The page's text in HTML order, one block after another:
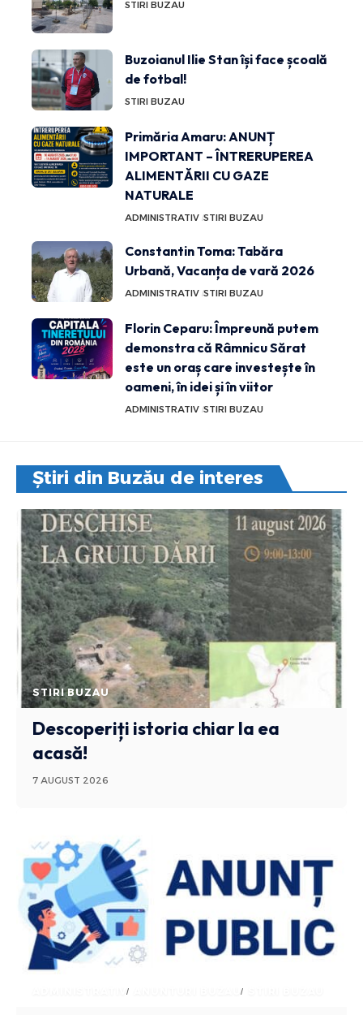
STIRI BUZAU
Buzoianul Ilie Stan își face școală
de fotbal!
STIRI BUZAU
Primăria Amaru: ANUNȚ
IMPORTANT – ÎNTRERUPEREA
ALIMENTĂRII CU GAZE
NATURALE
ADMINISTRATIV STIRI BUZAU
Constantin Toma: Tabăra
Urbană, Vacanța de vară 2026
ADMINISTRATIV STIRI BUZAU
Florin Ceparu: Împreună putem
demonstra că Râmnicu Sărat
este un oraș care investește în
oameni, în idei și în viitor
ADMINISTRATIV STIRI BUZAU
Știri din Buzău de interes
STIRI BUZAU
Descoperiți istoria chiar la ea
acasă!
7 AUGUST 2026
ADMINISTRATIV ANUNTURI BUZAU